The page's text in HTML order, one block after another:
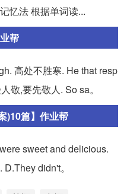
忆法 根据单词读...
帮
高处不胜寒. He that resp
敬,要先敬人. So sa。
)10篇】作业帮
sweet and delicious.
didn't。